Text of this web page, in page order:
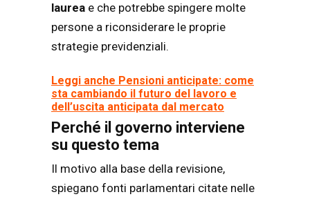
laurea e che potrebbe spingere molte
persone a riconsiderare le proprie
strategie previdenziali.
Leggi anche Pensioni anticipate: come
sta cambiando il futuro del lavoro e
dell’uscita anticipata dal mercato
Perché il governo interviene
su questo tema
Il motivo alla base della revisione,
spiegano fonti parlamentari citate nelle